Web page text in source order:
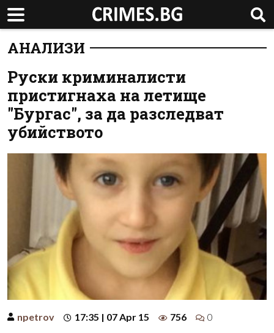
АНАЛИЗИ
Руски криминалисти
пристигнаха на летище
"Бургас", за да разследват
убийството
npetrov 17:35 | 07 Apr 15 756 0